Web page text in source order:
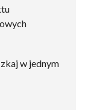
w jednym